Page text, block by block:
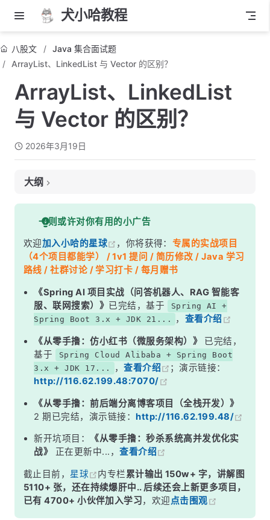
犬小哈教程
八股文
Java 集合面试题
ArrayList、LinkedList 与 Vector 的区别？
ArrayList、LinkedList
与 Vector 的区别？
2026年3月19日
大纲
面试考察点
核心答案
深度解析
一、底层数据结构对比
二、性能对比详解
三、扩容机制
五、最佳实践
面试高频追问
记忆口诀
总结
一则或许对你有用的小广告
欢迎加入小哈的星球 ，你将获得： 专属的实战项目
（4个项目都能学） / 1v1 提问 / 简历修改 / Java 学习
路线 / 社群讨论 / 学习打卡 / 每月赠书
《Spring AI 项目实战（问答机器人、RAG 智能客
服、联网搜索）》 已完结，基于
Spring AI +
Spring Boot 3.x + JDK 21...
， 查看介绍
《从零手撸：仿小红书（微服务架构）》
已完结，
基于
Spring Cloud Alibaba + Spring Boot
3.x + JDK 17...
，查看介绍
；演示链接：
http://116.62.199.48:7070/
《从零手撸：前后端分离博客项目（全栈开发）》
2 期已完结，演示链接：http://116.62.199.48/
新开坑项目：
《从零手撸：秒杀系统高并发优化实
战》
正在更新中...，查看介绍
截止目前， 星球 内专栏累计输出 150w+ 字，讲解图
5110+ 张，还在持续爆肝中.. 后续还会上新更多项目，
已有 4700+ 小伙伴加入学习，欢迎点击围观